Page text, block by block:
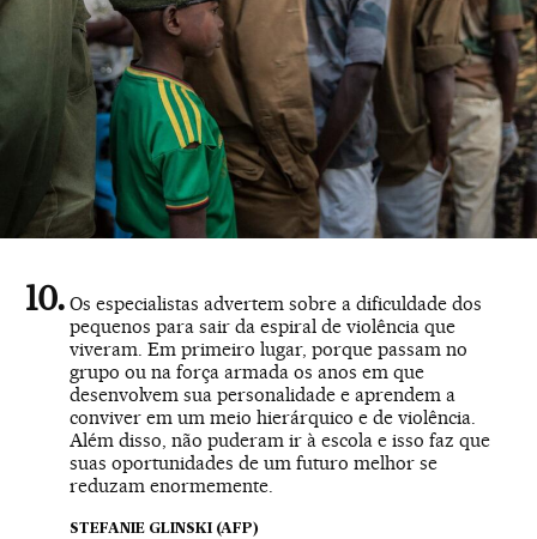
Os especialistas advertem sobre a dificuldade dos
pequenos para sair da espiral de violência que
viveram. Em primeiro lugar, porque passam no
grupo ou na força armada os anos em que
desenvolvem sua personalidade e aprendem a
conviver em um meio hierárquico e de violência.
Além disso, não puderam ir à escola e isso faz que
suas oportunidades de um futuro melhor se
reduzam enormemente.
STEFANIE GLINSKI (AFP)